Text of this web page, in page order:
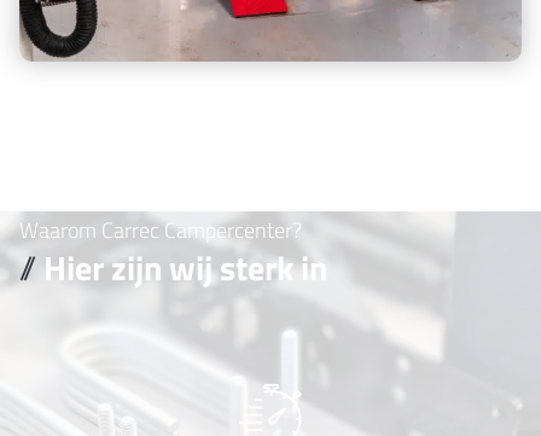
Waarom Carrec Campercenter?
Hier zijn wij sterk in